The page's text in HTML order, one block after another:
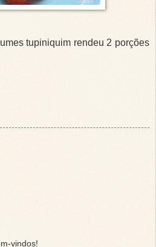
tupiniquim rendeu 2 porções
vindos!